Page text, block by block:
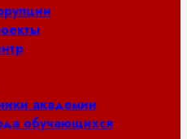
академии
обучающихся